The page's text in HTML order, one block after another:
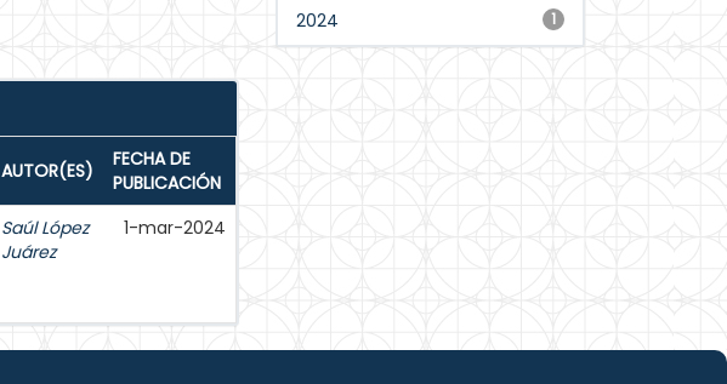
AUTOR(ES)
FECHA DE
PUBLICACIÓN
Saúl López
Juárez
1-mar-2024
1
2024